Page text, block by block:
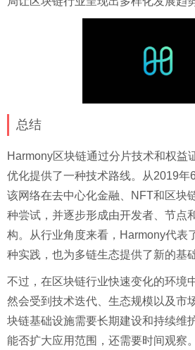
总结
Harmony区块链通过分片技术和权益
优化提供了一种技术路线。从2019年
该网络在去中心化金融、NFT和区块
种尝试，并逐步形成由开发者、节点
构。从行业角度来看，Harmony代表
种实践，也为多链生态提供了新的基
不过，在区块链行业快速变化的环境
然会受到技术迭代、生态规模以及市
块链基础设施需要长期建设和持续维
能否扩大应用范围，还需要时间观察